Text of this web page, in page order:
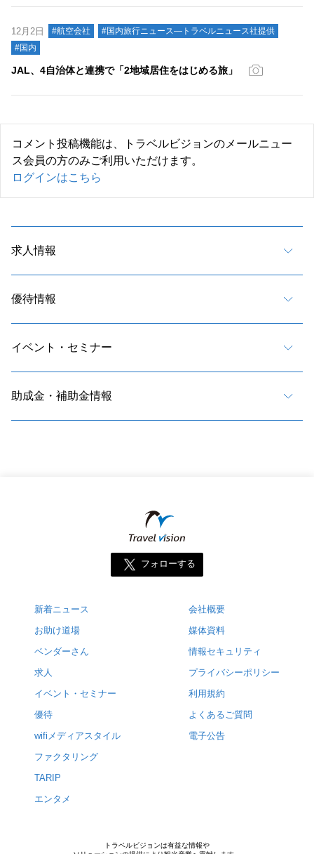
12月2日 #航空会社
#国内旅行ニュース―トラベルニュース社提供
#国内
JAL、4自治体と連携で「2地域居住をはじめる旅」
コメント投稿機能は、トラベルビジョンのメールニュー
ス会員の方のみご利用いただけます。
ログインはこちら
求人情報
優待情報
イベント・セミナー
助成金・補助金情報
フォローする
新着ニュース
お助け道場
ベンダーさん
求人
イベント・セミナー
優待
wifiメディアスタイル
ファクタリング
TARIP
エンタメ
会社概要
媒体資料
情報セキュリティ
プライバシーポリシー
利用規約
よくあるご質問
電子公告
トラベルビジョンは有益な情報や